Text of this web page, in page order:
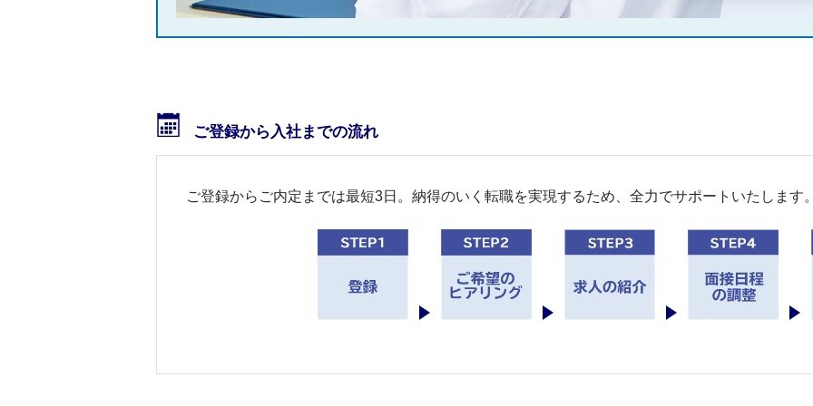
ご登録から入社までの流れ
ご登録からご内定までは最短3日。納得のいく転職を実現するため、全力でサポートいたします